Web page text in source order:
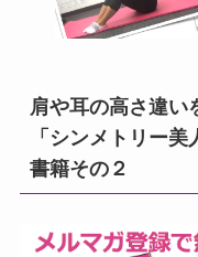
肩や耳の高さ違い
「シンメトリ
書籍その２